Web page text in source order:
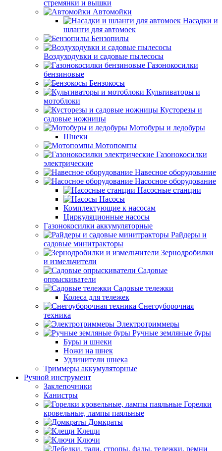
стремянки и вышки
Автомойки
Насадки и
шланги для автомоек
Бензопилы
Воздуходувки и садовые пылесосы
Газонокосилки
бензиновые
Бензокосы
Культиваторы и
мотоблоки
Кусторезы и
садовые ножницы
Мотобуры и ледобуры
Шнеки
Мотопомпы
Газонокосилки
электрические
Навесное оборудование
Насосное оборудование
Насосные станции
Насосы
Комплектующие к насосам
Циркуляционные насосы
Газонокосилки аккумуляторные
Райдеры и
садовые минитракторы
Зернодробилки
и измельчители
Садовые
опрыскиватели
Садовые тележки
Колеса для тележек
Снегоуборочная
техника
Электротриммеры
Ручные земляные буры
Буры и шнеки
Ножи на шнек
Удлинители шнека
Триммеры аккумуляторные
Ручной инструмент
Заклепочники
Канистры
Горелки
кровельные, лампы паяльные
Домкраты
Клещи
Ключи